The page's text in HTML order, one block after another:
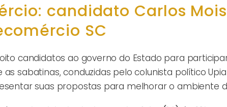
candidato Carlos
SC
candidatos ao governo do Estado para
as sabatinas, conduzidas pelo colunista político
suas propostas para melhorar o ambiente